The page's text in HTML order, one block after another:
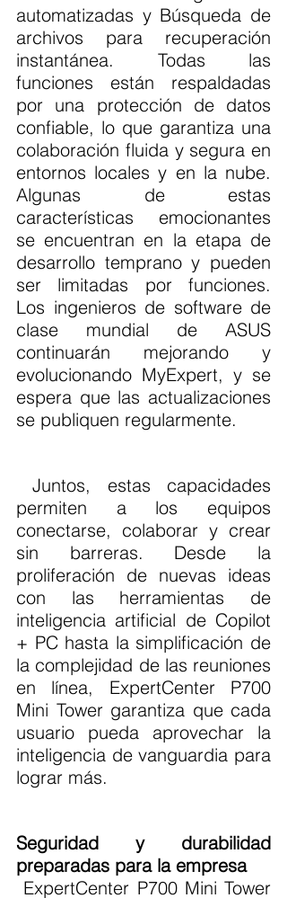
automatizadas y Búsqueda de
archivos para recuperación
instantánea. Todas las
funciones están respaldadas
por una protección de datos
confiable, lo que garantiza una
colaboración fluida y segura en
entornos locales y en la nube.
Algunas de estas
características emocionantes
se encuentran en la etapa de
desarrollo temprano y pueden
ser limitadas por funciones.
Los ingenieros de software de
clase mundial de ASUS
continuarán mejorando y
evolucionando MyExpert, y se
espera que las actualizaciones
se publiquen regularmente.
Juntos, estas capacidades
permiten a los equipos
conectarse, colaborar y crear
sin barreras. Desde la
proliferación de nuevas ideas
con las herramientas de
inteligencia artificial de Copilot
+ PC hasta la simplificación de
la complejidad de las reuniones
en línea, ExpertCenter P700
Mini Tower garantiza que cada
usuario pueda aprovechar la
inteligencia de vanguardia para
lograr más.
Seguridad y durabilidad
preparadas para la empresa